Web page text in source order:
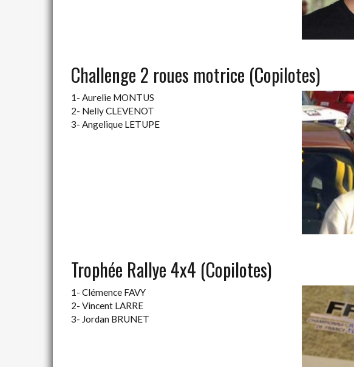
Challenge 2 roues motrice (Copilotes)
1- Aurelie MONTUS
2- Nelly CLEVENOT
3- Angelique LETUPE
Trophée Rallye 4x4 (Copilotes)
1- Clémence FAVY
2- Vincent LARRE
3- Jordan BRUNET